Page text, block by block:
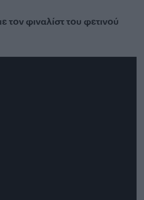
τον φιναλίστ του φετινού